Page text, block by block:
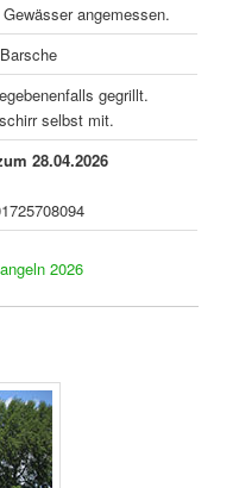
angemessen.
gegrillt.
selbst mit.
28.04.2026
2026